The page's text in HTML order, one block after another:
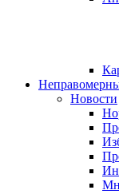
Новости